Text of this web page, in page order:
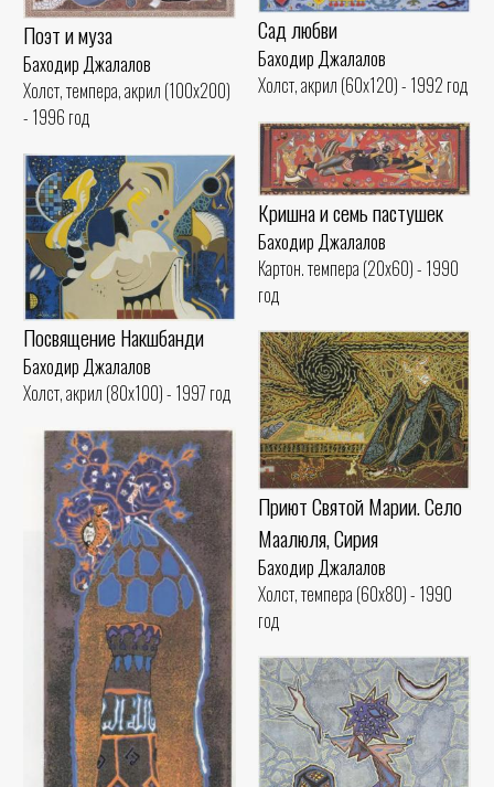
Сад любви
Баходир Джалалов
Холст, акрил (60x120) - 1992 год
Поэт и муза
Баходир Джалалов
Холст, темпера, акрил (100x200)
- 1996 год
Кришна и семь пастушек
Баходир Джалалов
Картон. темпера (20x60) - 1990
год
Посвящение Накшбанди
Баходир Джалалов
Холст, акрил (80x100) - 1997 год
Приют Святой Марии. Село
Маалюля, Сирия
Баходир Джалалов
Холст, темпера (60x80) - 1990
год